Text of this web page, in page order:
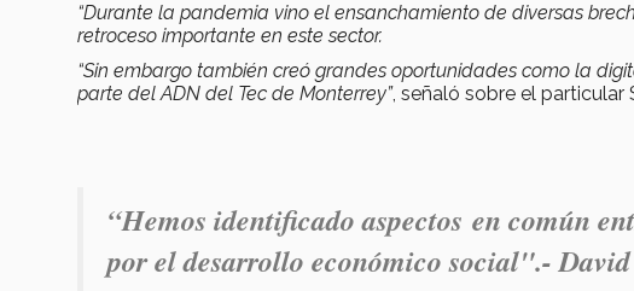
“Durante la pandemia vino el ensanchamiento de diversas
retroceso importante en este sector.
“Sin embargo también creó grandes oportunidades como la
parte del ADN del Tec de Monterrey”, señaló sobre el particular
“Hemos identificado aspectos en común
por el desarrollo económico social".-